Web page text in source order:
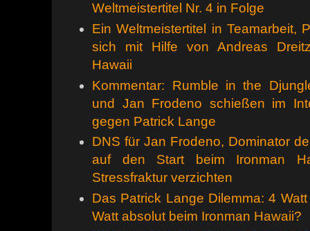
Weltmeistertitel Nr. 4 in Folge
Ein Weltmeistertitel in Teamarbeit,
sich mit Hilfe von Andreas
Hawaii
Kommentar: Rumble in the
und Jan Frodeno schießen im
gegen Patrick Lange
DNS für Jan Frodeno, Dominator
auf den Start beim Ironman
Stressfraktur verzichten
Das Patrick Lange Dilemma: 4
Watt absolut beim Ironman Hawaii?